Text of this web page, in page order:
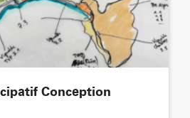
Conception